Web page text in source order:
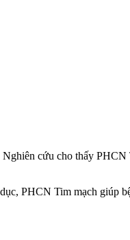
cứu cho thấy PHCN
PHCN Tim mạch giúp